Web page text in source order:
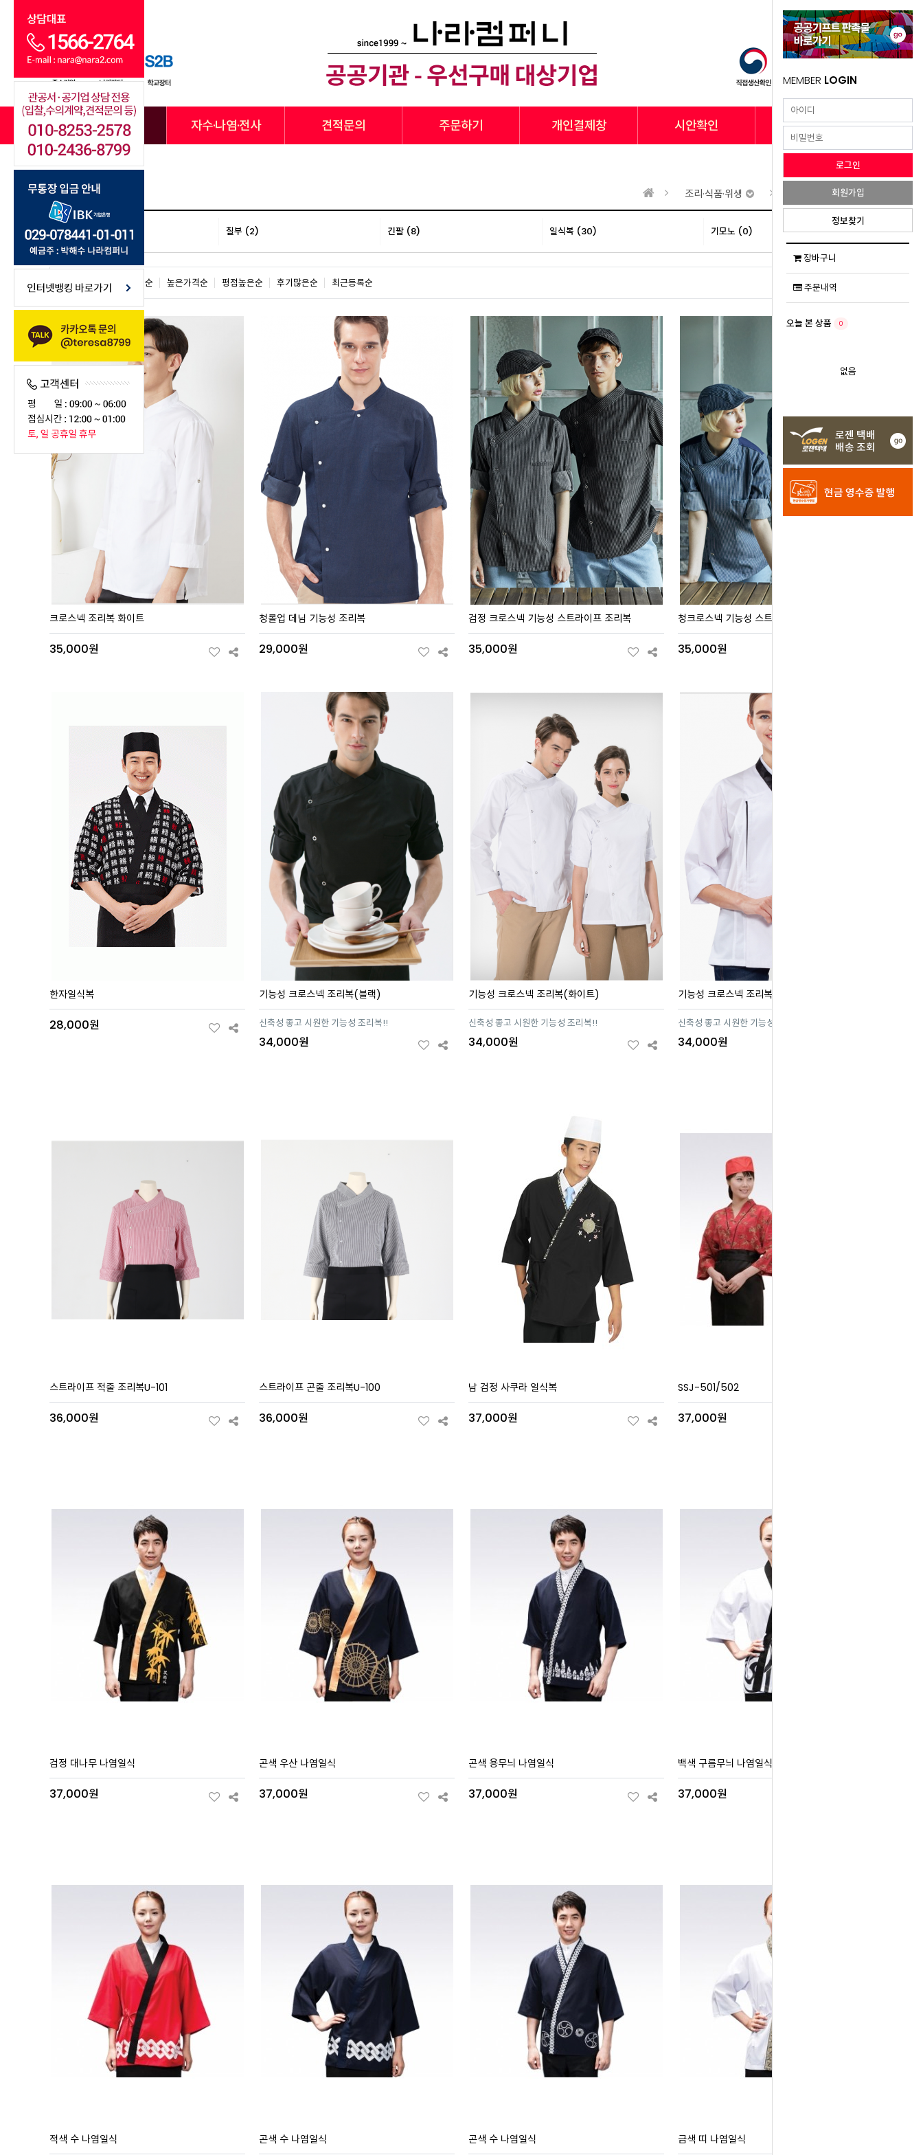
전체카테고리 자수·나염·전사 견적문의 주문하기 개인결제창 시안확인 납품사례
MEMBER LOGIN
회원가입
정보찾기
장바구니
주문내역
오늘 본 상품 0
없음
조리·식품·위생 조리복/일식복
반팔 (8) 칠부 (2) 긴팔 (8) 일식복 (30) 기모노 (0)
판매많은순 낮은가격순 높은가격순 평점높은순 후기많은순 최근등록순
크로스넥 조리복 화이트
35,000원
청롤업 데님 기능성 조리복
29,000원
검정 크로스넥 기능성 스트라이프 조리복
35,000원
청크로스넥 기능성 스트라이프 조리복
35,000원
한자일식복
28,000원
기능성 크로스넥 조리복(블랙)
신축성 좋고 시원한 기능성 조리복!!
34,000원
기능성 크로스넥 조리복(화이트)
신축성 좋고 시원한 기능성 조리복!!
34,000원
기능성 크로스넥 조리복 (네이비)
신축성 좋고 시원한 기능성 조리복!!!
34,000원
스트라이프 적줄 조리복U-101
36,000원
스트라이프 곤줄 조리복U-100
36,000원
남 검정 사쿠라 일식복
37,000원
SSJ-501/502
37,000원
검정 대나무 나염일식
37,000원
곤색 우산 나염일식
37,000원
곤색 용무늬 나염일식
37,000원
백색 구름무늬 나염일식
37,000원
적색 수 나염일식 곤색 수 나염일식 곤색 수 나염일식 금색 띠 나염일식